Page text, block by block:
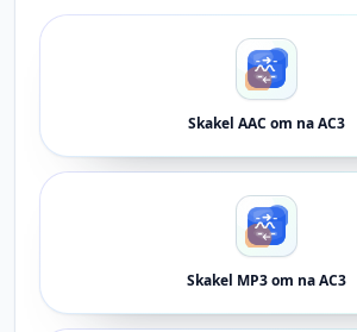
Skakel AAC om na AC3
Skakel MP3 om na AC3